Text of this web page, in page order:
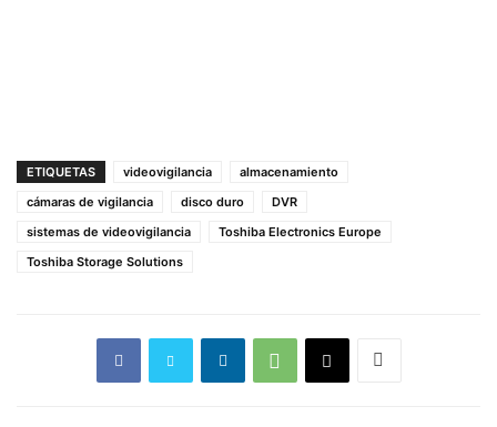
ETIQUETAS videovigilancia
almacenamiento
cámaras de vigilancia
disco duro
DVR
sistemas de videovigilancia
Toshiba Electronics Europe
Toshiba Storage Solutions